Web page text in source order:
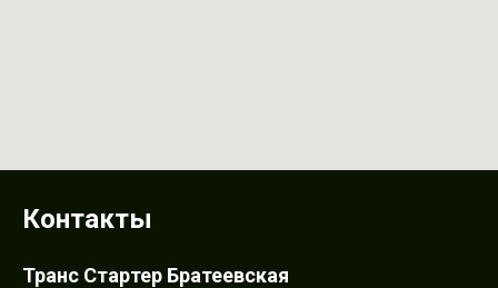
Контакты
Транс Стартер Братеевская